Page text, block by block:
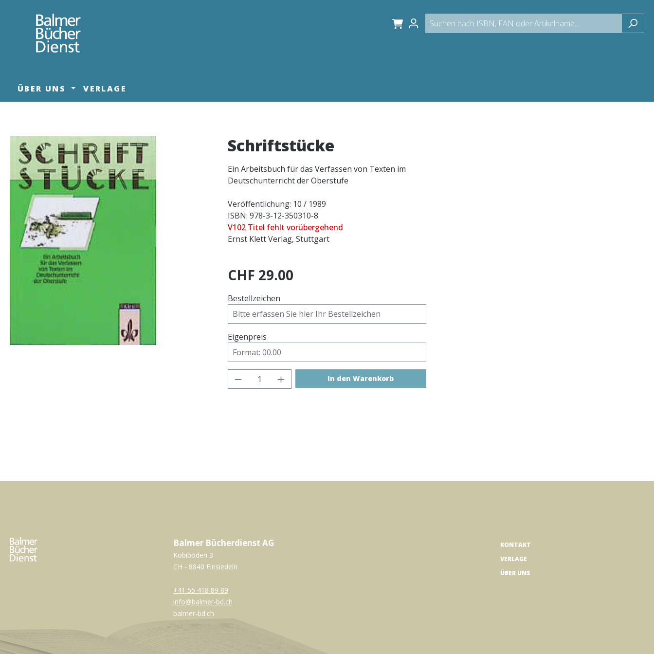
Zur Hauptnavigation springen
ÜBER UNS VERLAGE
Bildergalerie überspringen Schriftstücke
Ein Arbeitsbuch für das Verfassen von Texten im
Deutschunterricht der Oberstufe
Veröffentlichung: 10 / 1989
ISBN: 978-3-12-350310-8
V102 Titel fehlt vorübergehend
Ernst Klett Verlag, Stuttgart
CHF 29.00
Bestellzeichen
Eigenpreis
Produkt Anzahl: Gib den gewünschten Wert ein oder benutze die
In den Warenkorb
Balmer Bücherdienst AG
Kobiboden 3
CH - 8840 Einsiedeln
+41 55 418 89 89
info@balmer-bd.ch
balmer-bd.ch
KONTAKT
VERLAGE
ÜBER UNS